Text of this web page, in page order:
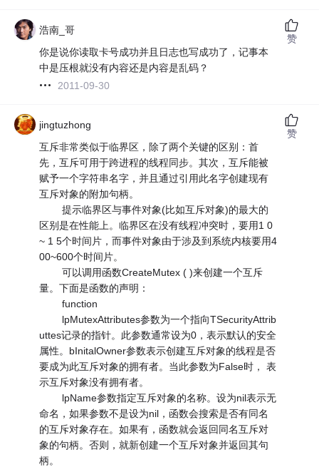
浩南_哥
你是说你读取卡号成功并且日志也写成功了，记事本
中是压根就没有内容还是内容是乱码？
2011-09-30
赞
jingtuzhong
互斥非常类似于临界区，除了两个关键的区别：首
先，互斥可用于跨进程的线程同步。其次，互斥能被
赋予一个字符串名字，并且通过引用此名字创建现有
互斥对象的附加句柄。
提示临界区与事件对象(比如互斥对象)的最大的
区别是在性能上。临界区在没有线程冲突时，要用1 0
~ 1 5个时间片，而事件对象由于涉及到系统内核要用4
00~600个时间片。
可以调用函数CreateMutex ( )来创建一个互斥
量。下面是函数的声明：
function
lpMutexAttributes参数为一个指向TSecurityAttrib
uttes记录的指针。此参数通常设为0，表示默认的安全
属性。bInitalOwner参数表示创建互斥对象的线程是否
要成为此互斥对象的拥有者。当此参数为False时， 表
示互斥对象没有拥有者。
lpName参数指定互斥对象的名称。设为nil表示无
命名，如果参数不是设为nil，函数会搜索是否有同名
的互斥对象存在。如果有，函数就会返回同名互斥对
象的句柄。否则，就新创建一个互斥对象并返回其句
柄。
赞